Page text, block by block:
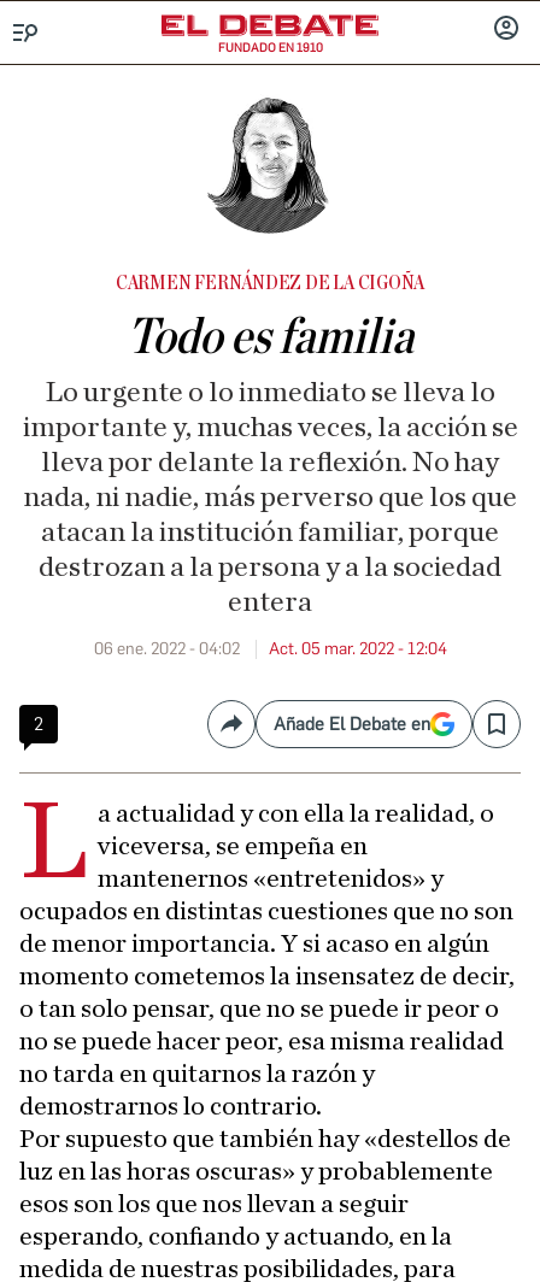
FUNDADO EN 1910
CARMEN FERNÁNDEZ DE LA CIGOÑA
Todo es familia
Lo urgente o lo inmediato se lleva lo
importante y, muchas veces, la acción se
lleva por delante la reflexión. No hay
nada, ni nadie, más perverso que los que
atacan la institución familiar, porque
destrozan a la persona y a la sociedad
entera
06 ene. 2022 - 04:02 Act. 05 mar. 2022 - 12:04
2 CompartirAñade El Debate en Save
L a actualidad y con ella la realidad, o
viceversa, se empeña en
mantenernos «entretenidos» y
ocupados en distintas cuestiones que no son
de menor importancia. Y si acaso en algún
momento cometemos la insensatez de decir,
o tan solo pensar, que no se puede ir peor o
no se puede hacer peor, esa misma realidad
no tarda en quitarnos la razón y
demostrarnos lo contrario.
Por supuesto que también hay «destellos de
luz en las horas oscuras» y probablemente
esos son los que nos llevan a seguir
esperando, confiando y actuando, en la
medida de nuestras posibilidades, para